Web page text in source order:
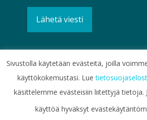
Jokainen vahinko on
Sivustolla käytetään evästeitä, joilla
käyttökokemustasi. Lue
käsittelemme evästeisiin liitettyjä tietoja.
käyttöä hyväksyt